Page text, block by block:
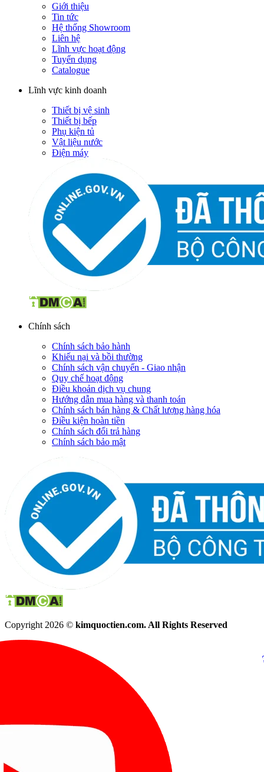
Giới thiệu
Tin tức
Hệ thống Showroom
Liên hệ
Lĩnh vực hoạt động
Tuyển dụng
Catalogue
Lĩnh vực kinh doanh
Thiết bị vệ sinh
Thiết bị bếp
Phụ kiện tủ
Vật liệu nước
Điện máy
Chính sách
Chính sách bảo hành
Khiếu nại và bồi thường
Chính sách vận chuyển - Giao nhận
Quy chế hoạt động
Điều khoản dịch vụ chung
Hướng dẫn mua hàng và thanh toán
Chính sách bán hàng & Chất lượng hàng hóa
Điều kiện hoàn tiền
Chính sách đổi trả hàng
Chính sách bảo mật
Copyright 2026 © kimquoctien.com. All Rights Reserved
(8h00 - 21h30)
(8h00 -